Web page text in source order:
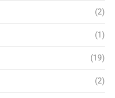
(2)
(1)
(19)
(2)